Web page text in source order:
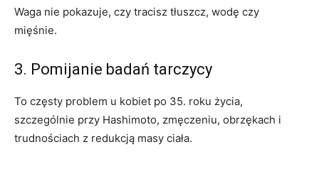
Waga nie pokazuje, czy tracisz tłuszcz, wodę czy
mięśnie.
3. Pomijanie badań tarczycy
To częsty problem u kobiet po 35. roku życia,
szczególnie przy Hashimoto, zmęczeniu, obrzękach i
trudnościach z redukcją masy ciała.